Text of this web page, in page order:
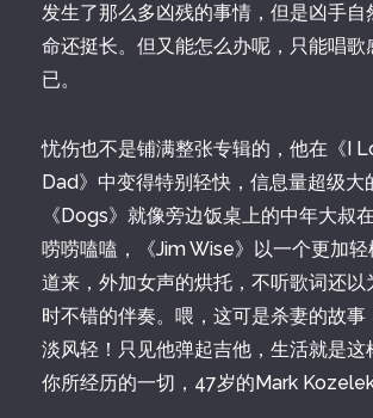
发生了那么多凶残的事情，但是凶手自
命还挺长。但又能怎么办呢，只能唱歌
已。
忧伤也不是铺满整张专辑的，他在《I
Dad》中变得特别轻快，信息量超级大
《Dogs》就像旁边饭桌上的中年大叔
唠唠嗑嗑，《Jim Wise》以一个更加
道来，外加女声的烘托，不听歌词还以
时不错的伴奏。喂，这可是杀妻的故事
淡风轻！只见他弹起吉他，生活就是这
你所经历的一切，47岁的Mark Kozelek